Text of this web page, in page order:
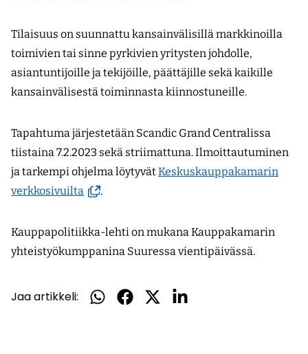
Tilaisuus on suunnattu kansainvälisillä markkinoilla
toimivien tai sinne pyrkivien yritysten johdolle,
asiantuntijoille ja tekijöille, päättäjille sekä kaikille
kansainvälisestä toiminnasta kiinnostuneille.
Tapahtuma järjestetään Scandic Grand Centralissa
tiistaina 7.2.2023 sekä striimattuna. Ilmoittautuminen
ja tarkempi ohjelma löytyvätKeskuskauppakamarin
verkkosivuilta (avautuu
ikkunaan,
siirryt
palveluun)
.
Kauppapolitiikka-lehti on mukana Kauppakamarin
yhteistyökumppanina Suuressa vientipäivässä.
Jaa artikkeli:
Jaa
Jaa
Jaa
Jaa